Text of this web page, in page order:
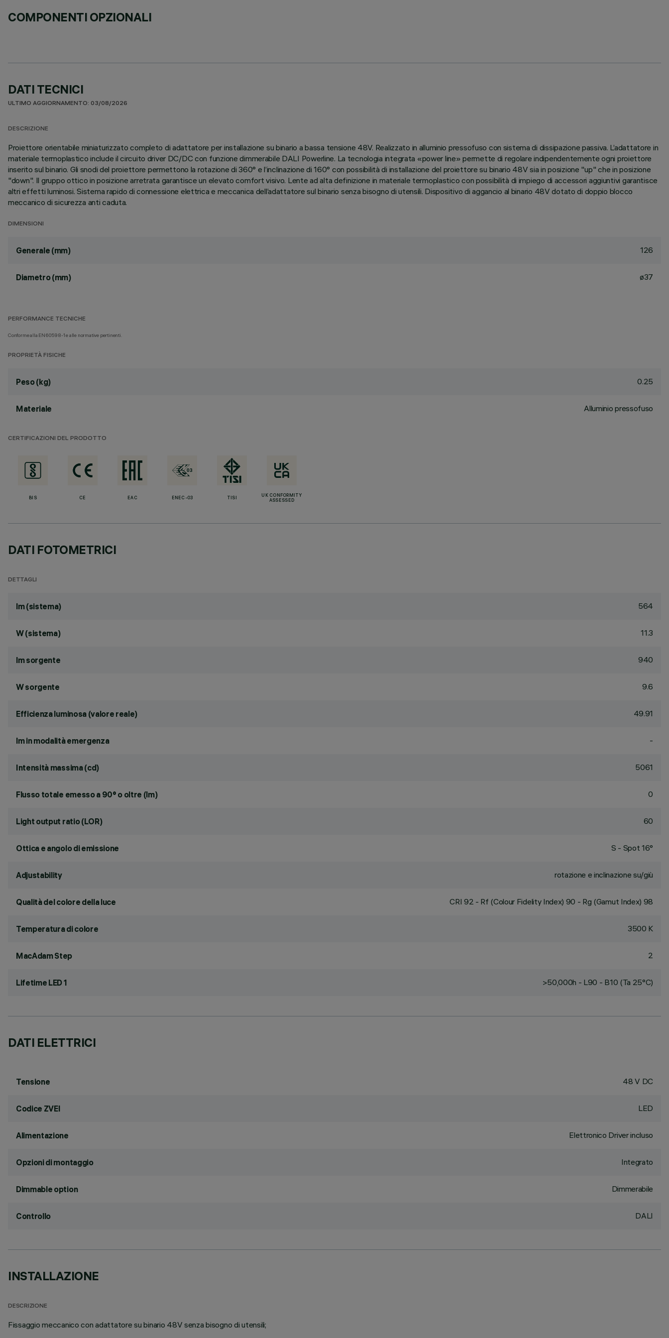
COMPONENTI OPZIONALI
DATI TECNICI
ULTIMO AGGIORNAMENTO: 03/08/2026
DESCRIZIONE
Proiettore orientabile miniaturizzato completo di adattatore per installazione su binario a bassa tensione 48V. Realizzato in alluminio pressofuso con sistema di dissipazione passiva. L’adattatore in
materiale termoplastico include il circuito driver DC/DC con funzione dimmerabile DALI Powerline. La tecnologia integrata «power line» permette di regolare indipendentemente ogni proiettore
inserito sul binario. Gli snodi del proiettore permettono la rotazione di 360° e l’inclinazione di 160° con possibilità di installazione del proiettore su binario 48V sia in posizione "up" che in posizione
"down". Il gruppo ottico in posizione arretrata garantisce un elevato comfort visivo. Lente ad alta definizione in materiale termoplastico con possibilità di impiego di accessori aggiuntivi garantisce
altri effetti luminosi. Sistema rapido di connessione elettrica e meccanica dell’adattatore sul binario senza bisogno di utensili. Dispositivo di aggancio al binario 48V dotato di doppio blocco
meccanico di sicurezza anti caduta.
DIMENSIONI
Generale (mm) 126
Diametro (mm) ø37
PERFORMANCE TECNICHE
Conforme alla EN60598-1 e alle normative pertinenti.
PROPRIETÀ FISICHE
Peso (kg) 0.25
Materiale Alluminio pressofuso
CERTIFICAZIONI DEL PRODOTTO
BIS CE EAC ENEC-03 TISI
UK CONFORMITY
ASSESSED
DATI FOTOMETRICI
DETTAGLI
lm (sistema) 564
W (sistema) 11.3
lm sorgente 940
W sorgente 9.6
Efficienza luminosa (valore reale) 49.91
lm in modalità emergenza -
Intensità massima (cd) 5061
Flusso totale emesso a 90° o oltre (lm) 0
Light output ratio (LOR) 60
Ottica e angolo di emissione S - Spot 16°
Adjustability rotazione e inclinazione su/giù
Qualità del colore della luce CRI 92 - Rf (Colour Fidelity Index) 90 - Rg (Gamut Index) 98
Temperatura di colore 3500 K
MacAdam Step 2
Lifetime LED 1 >50,000h - L90 - B10 (Ta 25°C)
DATI ELETTRICI
Tensione 48 V DC
Codice ZVEI LED
Alimentazione Elettronico Driver incluso
Opzioni di montaggio Integrato
Dimmable option Dimmerabile
Controllo DALI
INSTALLAZIONE
DESCRIZIONE
Fissaggio meccanico con adattatore su binario 48V senza bisogno di utensili;